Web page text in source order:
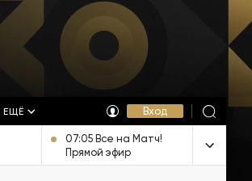
ЕЩЁ Вход
07:05 Все на Матч!
Прямой эфир